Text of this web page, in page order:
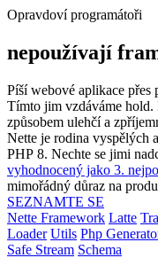
Opravdoví programátoři
nepoužívají
Píší webové aplikace přes
Tímto jim vzdáváme hold.
způsobem ulehčí a
Nette je rodina vyspělých
PHP 8. Nechte se jimi
vyhodnocený jako 3.
mimořádný důraz na
SEZNAMTE SE
Nette Framework Latte
Loader Utils Php
Safe Stream Schema